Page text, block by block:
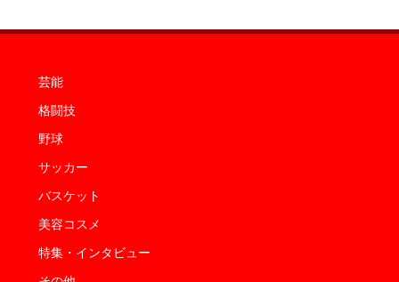
芸能
格闘技
野球
サッカー
バスケット
美容コスメ
特集・インタビュー